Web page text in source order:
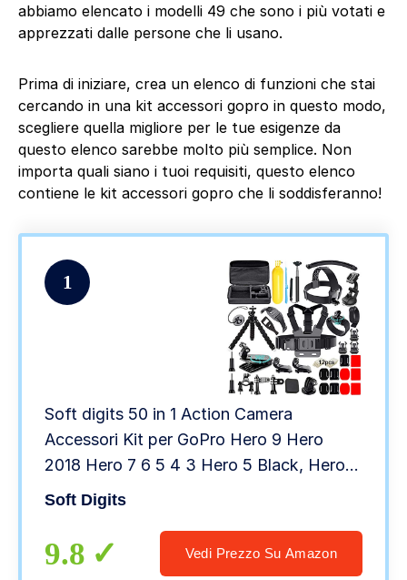
abbiamo elencato i modelli 49 che sono i più votati e
apprezzati dalle persone che li usano.
Prima di iniziare, crea un elenco di funzioni che stai
cercando in una kit accessori gopro in questo modo,
scegliere quella migliore per le tue esigenze da
questo elenco sarebbe molto più semplice. Non
importa quali siano i tuoi requisiti, questo elenco
contiene le kit accessori gopro che li soddisferanno!
1
Soft digits 50 in 1 Action Camera
Accessori Kit per GoPro Hero 9 Hero
2018 Hero 7 6 5 4 3 Hero 5 Black, Hero
Session YI Campark Akaso Crosstour
Apeman Sony con custodia per il
trasporto
Soft Digits
9.8 Vedi Prezzo Su Amazon